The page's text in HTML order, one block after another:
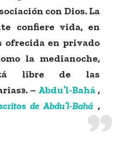
con Dios. La
confiere vida, en
ofrecida en privado
la medianoche,
libre de las
– Abdu’l-Bahá ,
de Abdu’l-Bahá ,